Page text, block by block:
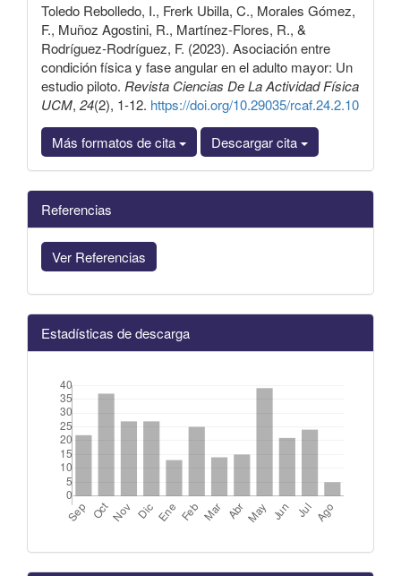
Toledo Rebolledo, I., Frerk Ubilla, C., Morales Gómez,
F., Muñoz Agostini, R., Martínez-Flores, R., &
Rodríguez-Rodríguez, F. (2023). Asociación entre
condición física y fase angular en el adulto mayor: Un
estudio piloto. Revista Ciencias De La Actividad Física
UCM, 24(2), 1-12. https://doi.org/10.29035/rcaf.24.2.10
Más formatos de cita
Descargar cita
Referencias
Ver Referencias
Estadísticas de descarga